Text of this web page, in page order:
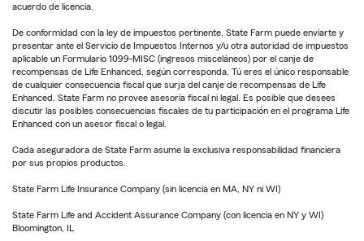
acuerdo de licencia.
De conformidad con la ley de impuestos pertinente, State Farm puede enviarte y
presentar ante el Servicio de Impuestos Internos y/u otra autoridad de impuestos
aplicable un Formulario 1099-MISC (ingresos misceláneos) por el canje de
recompensas de Life Enhanced, según corresponda. Tú eres el único responsable
de cualquier consecuencia fiscal que surja del canje de recompensas de Life
Enhanced. State Farm no provee asesoría fiscal ni legal. Es posible que desees
discutir las posibles consecuencias fiscales de tu participación en el programa Life
Enhanced con un asesor fiscal o legal.
Cada aseguradora de State Farm asume la exclusiva responsabilidad financiera
por sus propios productos.
State Farm Life Insurance Company (sin licencia en MA, NY ni WI)
State Farm Life and Accident Assurance Company (con licencia en NY y WI)
Bloomington, IL